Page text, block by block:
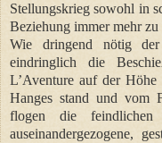
Stellungskrieg sowohl in
Beziehung immer mehr
Wie dringend nötig
eindringlich die
L’Aventure auf der Höhe
Hanges stand und vom
flogen die
auseinandergezogene,